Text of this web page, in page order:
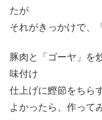
たが
それがきっかけで、
豚肉と「ゴーヤ」を
味付け
仕上げに鰹節をちら
よかったら、作って